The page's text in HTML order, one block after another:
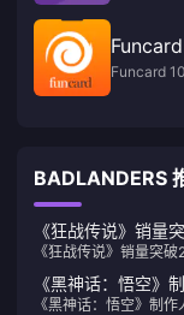
Funcard
BADLANDERS
《狂战传说》销量
《狂战传说》销量突
《黑神话：悟空》
《黑神话：悟空》制